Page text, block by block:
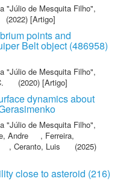
"Júlio de Mesquita Filho",
(2022) [Artigo]
points and
Belt object (486958)
"Júlio de Mesquita Filho",
(2020) [Artigo]
dynamics about
"Júlio de Mesquita Filho",
Andre , Ferreira,
, Ceranto, Luis
(2025)
close to asteroid (216)